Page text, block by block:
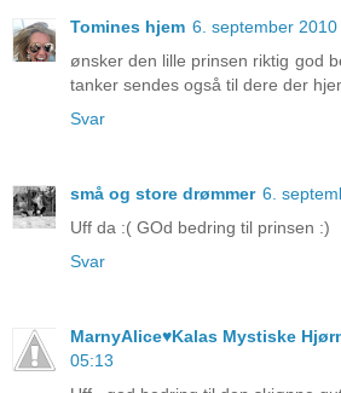
Tomines hjem 6. september
ønsker den lille prinsen riktig god
tanker sendes også til dere der
Svar
små og store drømmer 6.
Uff da :( GOd bedring til prinsen :)
Svar
MarnyAlice♥Kalas Mystiske
05:13